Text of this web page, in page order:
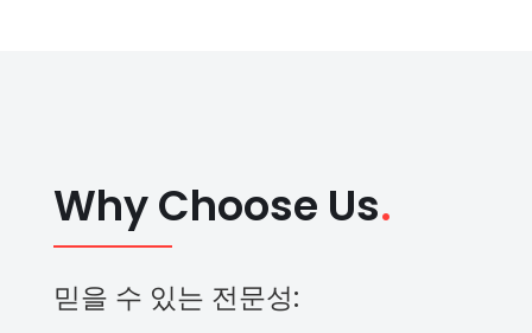
Why Choose Us.
믿을 수 있는 전문성: